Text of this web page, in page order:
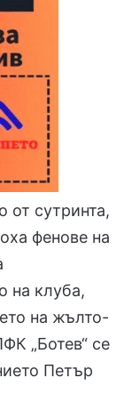
от сутринта,
фенове на
на клуба,
на жълто-
„Ботев“ се
Петър